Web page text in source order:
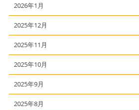
2026年1月
2025年12月
2025年11月
2025年10月
2025年9月
2025年8月